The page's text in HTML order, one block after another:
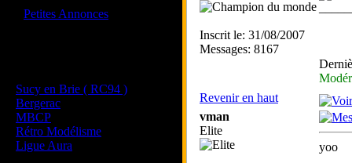
Petites Annonces
Sucy en Brie ( RC94 )
Bergerac
MBCP
Rétro Modélisme
Ligue Aura
Inscrit le: 31/08/2007
Messages: 8167
Revenir en haut
vman
Elite
yoo